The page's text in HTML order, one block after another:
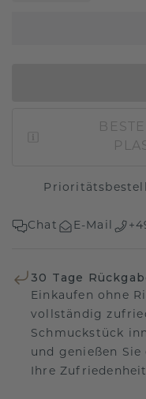
Chat E-Mail
30 Tage
Einkaufen ohne
vollständig
Schmuckstück
und genießen
Ihre